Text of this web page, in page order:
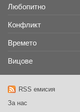
Любопитно
Конфликт
Времето
Вицове
RSS емисия
За нас